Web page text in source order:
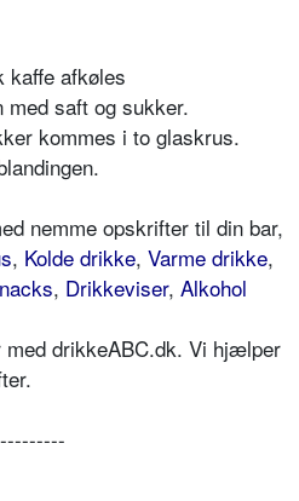
afkøles
med saft og sukker.
kommes i to glaskrus.
nemme opskrifter til din bar,
, Kolde drikke, Varme drikke,
, Drikkeviser, Alkohol
drikkeABC.dk. Vi hjælper